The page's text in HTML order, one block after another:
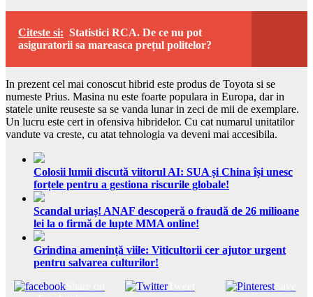
Citeste si: Statistici RCA. De ce nu pot
asiguratorii sa mareasca prețul politelor?
In prezent cel mai conoscut hibrid este produs de Toyota si se
numeste Prius. Masina nu este foarte populara in Europa, dar in
statele unite reuseste sa se vanda lunar in zeci de mii de exemplare.
Un lucru este cert in ofensiva hibridelor. Cu cat numarul unitatilor
vandute va creste, cu atat tehnologia va deveni mai accesibila.
Colosii lumii discută viitorul AI: SUA și China își unesc
forțele pentru a gestiona riscurile globale!
Scandal uriaș! ANAF descoperă o fraudă de 26 milioane
lei la o firmă de lupte MMA online!
Grindina amenință viile: Viticultorii cer ajutor urgent
pentru salvarea culturilor!
Tweet Save